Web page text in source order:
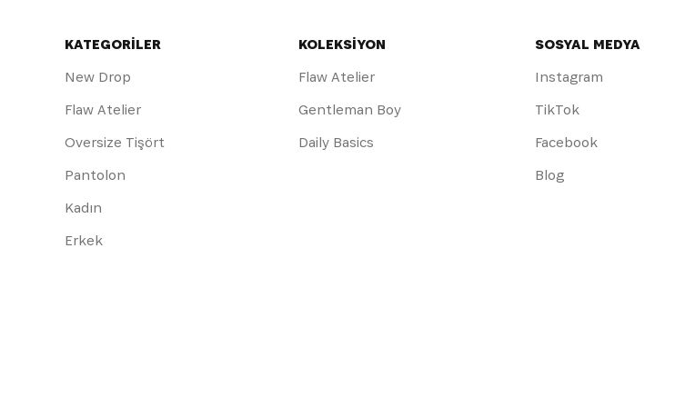
KATEGORİLER
New Drop
Flaw Atelier
Oversize Tişört
Pantolon
Kadın
Erkek
KOLEKSİYON
Flaw Atelier
Gentleman Boy
Daily Basics
SOSYAL MEDYA
Instagram
TikTok
Facebook
Blog